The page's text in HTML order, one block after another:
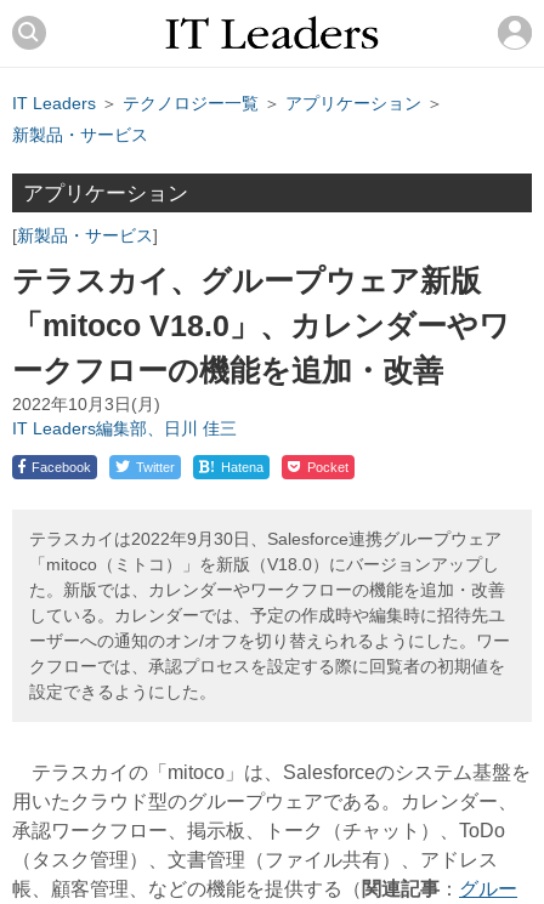
IT Leaders ＞ テクノロジー一覧 ＞ アプリケーション ＞
新製品・サービス
アプリケーション
新製品・サービス
テラスカイ、グループウェア新版
「mitoco V18.0」、カレンダーやワ
ークフローの機能を追加・改善
2022年10月3日(月)
IT Leaders編集部、日川 佳三
Facebook Twitter ! Hatena Pocket
テラスカイは2022年9月30日、Salesforce連携グループウェア
「mitoco（ミトコ）」を新版（V18.0）にバージョンアップし
た。新版では、カレンダーやワークフローの機能を追加・改善
している。カレンダーでは、予定の作成時や編集時に招待先ユ
ーザーへの通知のオン/オフを切り替えられるようにした。ワー
クフローでは、承認プロセスを設定する際に回覧者の初期値を
設定できるようにした。
テラスカイの「mitoco」は、Salesforceのシステム基盤を
用いたクラウド型のグループウェアである。カレンダー、
承認ワークフロー、掲示板、トーク（チャット）、ToDo
（タスク管理）、文書管理（ファイル共有）、アドレス
帳、顧客管理、などの機能を提供する（ 関連記事 ： グルー